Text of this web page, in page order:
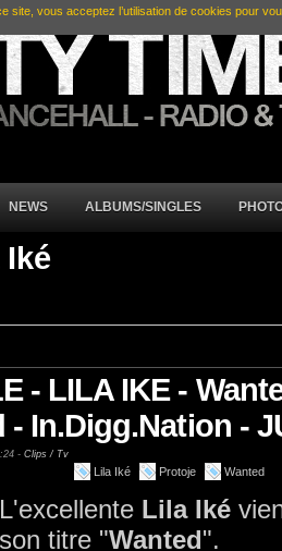
NEWS ALBUMS/SINGLES
- LILA IKE -
- In.Digg.Nation -
- Clips / Tv
Lila Iké Protoje Wanted
L'excellente Lila Iké
son titre "Wanted".
site, vous acceptez l’utilisation de cookies pour